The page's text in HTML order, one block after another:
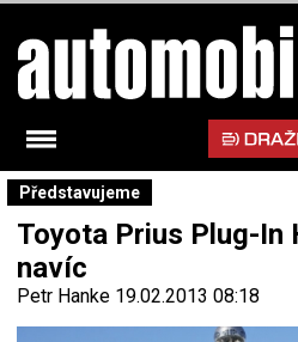
Představujeme
Toyota Prius Plug-In
navíc
Petr Hanke 19.02.2013 08:18